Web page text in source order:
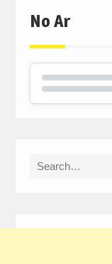
No Ar
Search